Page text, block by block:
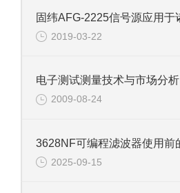
2019-03-22
电子测试测量技术与市场分析
2009-08-24
2025-09-15